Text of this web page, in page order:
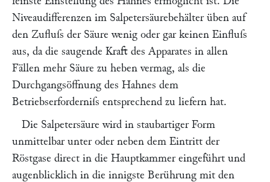
Niveaudifferenzen im Salpetersäurebehälter üben auf
den Zufluſs der Säure wenig oder gar keinen Einfluſs
aus, da die saugende Kraft des Apparates in allen
Fällen mehr Säure zu heben vermag, als die
Durchgangsöffnung des Hahnes dem
Betriebserforderniſs entsprechend zu liefern hat.
Die Salpetersäure wird in staubartiger Form
unmittelbar unter oder neben dem Eintritt der
Röstgase direct in die Hauptkammer eingeführt und
augenblicklich in die innigste Berührung mit den